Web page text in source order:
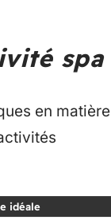
spa
en matière
idéale